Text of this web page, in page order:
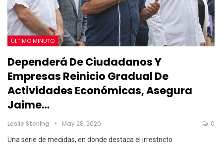
ÚLTIMO MINUTO
Dependerá De Ciudadanos Y
Empresas Reinicio Gradual De
Actividades Económicas, Asegura
Jaime…
Leslie Sterling May 28, 2020 0
Una serie de medidas, en donde destaca el irrestricto